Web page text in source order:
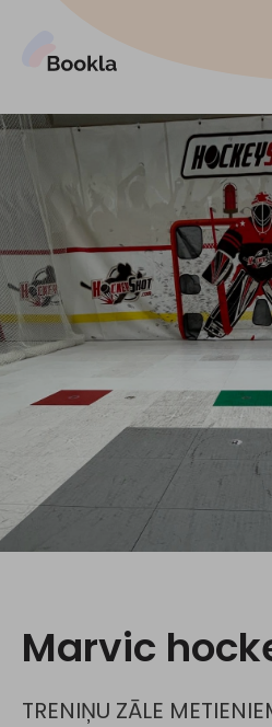
Marvic
TRENIŅU ZĀLE
Bookla
По-
Redes Sociales: